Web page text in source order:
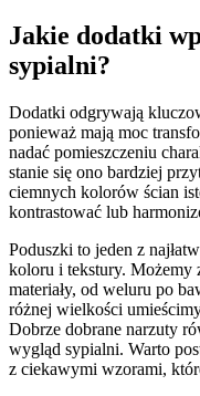
Jakie dodatki
sypialni?
Dodatki odgrywają
ponieważ mają moc
nadać pomieszczeniu
stanie się ono bardziej
ciemnych kolorów ścian
kontrastować lub
Poduszki to jeden z
koloru i tekstury. Możemy
materiały, od weluru po
różnej wielkości
Dobrze dobrane narzuty
wygląd sypialni. Warto
z ciekawymi wzorami,